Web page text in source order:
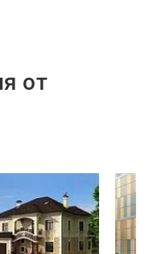
от